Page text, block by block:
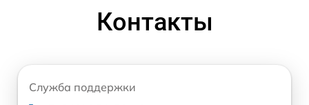
Контакты
Служба поддержки